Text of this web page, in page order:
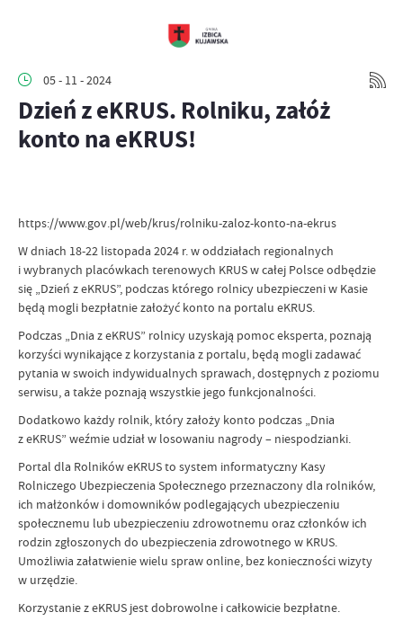
05 - 11 - 2024
Dzień z eKRUS. Rolniku, załóż
konto na eKRUS!
https://www.gov.pl/web/krus/rolniku-zaloz-konto-na-ekrus
W dniach 18-22 listopada 2024 r. w oddziałach regionalnych
i wybranych placówkach terenowych KRUS w całej Polsce odbędzie
się „Dzień z eKRUS”, podczas którego rolnicy ubezpieczeni w Kasie
będą mogli bezpłatnie założyć konto na portalu eKRUS.
Podczas „Dnia z eKRUS” rolnicy uzyskają pomoc eksperta, poznają
korzyści wynikające z korzystania z portalu, będą mogli zadawać
pytania w swoich indywidualnych sprawach, dostępnych z poziomu
serwisu, a także poznają wszystkie jego funkcjonalności.
Dodatkowo każdy rolnik, który założy konto podczas „Dnia
z eKRUS” weźmie udział w losowaniu nagrody – niespodzianki.
Portal dla Rolników eKRUS to system informatyczny Kasy
Rolniczego Ubezpieczenia Społecznego przeznaczony dla rolników,
ich małżonków i domowników podlegających ubezpieczeniu
społecznemu lub ubezpieczeniu zdrowotnemu oraz członków ich
rodzin zgłoszonych do ubezpieczenia zdrowotnego w KRUS.
Umożliwia załatwienie wielu spraw online, bez konieczności wizyty
w urzędzie.
Korzystanie z eKRUS jest dobrowolne i całkowicie bezpłatne.